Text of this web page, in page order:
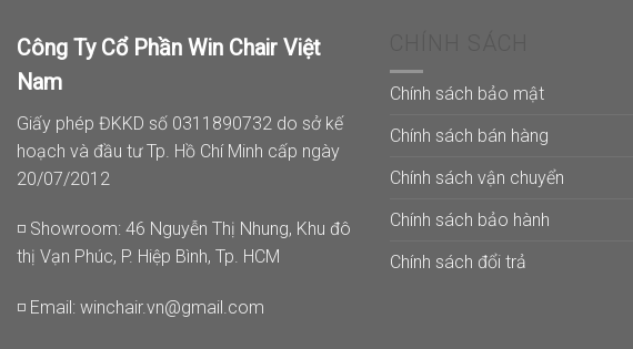
Công Ty Cổ Phần Win Chair Việt
Nam
Giấy phép ĐKKD số 0311890732 do sở kế
hoạch và đầu tư Tp. Hồ Chí Minh cấp ngày
20/07/2012
◽ Showroom: 46 Nguyễn Thị Nhung, Khu đô
thị Vạn Phúc, P. Hiệp Bình, Tp. HCM
◽ Email: winchair.vn@gmail.com
Chính sách bảo mật
Chính sách bán hàng
Chính sách vận chuyển
Chính sách bảo hành
Chính sách đổi trả